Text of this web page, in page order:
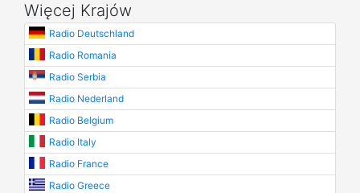
Więcej Krajów
Radio Deutschland
Radio Romania
Radio Serbia
Radio Nederland
Radio Belgium
Radio Italy
Radio France
Radio Greece